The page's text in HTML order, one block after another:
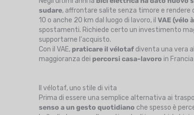
sudare, affrontare salite senza timore e
10 o anche 20 km dal luogo di lavoro, il VAE (vélo
spostamenti. Richiede certo un investimento
supportarne l'acquisto.
Con il VAE, praticare il vélotaf diventa una vera
maggioranza dei percorsi casa-lavoro in
Il vélotaf, uno stile di vita
Prima di essere una semplice alternativa ai
senso a un gesto quotidiano che spesso è